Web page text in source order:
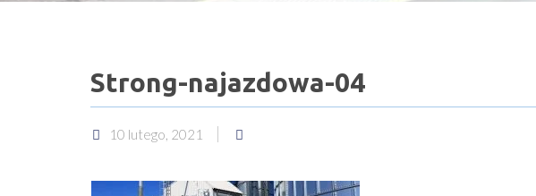
Strong-najazdowa-04
10 lutego, 2021